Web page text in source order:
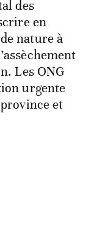
des
en
nature à
Les ONG
urgente
et